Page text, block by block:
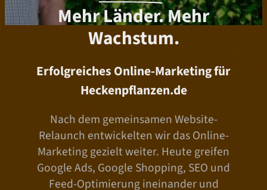
Mehr Länder. Mehr
Wachstum.
Erfolgreiches Online-Marketing für
Heckenpflanzen.de
Nach dem gemeinsamen Website-
Relaunch entwickelten wir das Online-
Marketing gezielt weiter. Heute greifen
Google Ads, Google Shopping, SEO und
Feed-Optimierung ineinander und